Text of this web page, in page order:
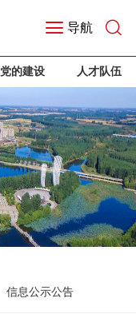
导航
党的建设 人才队伍
信息公示公告